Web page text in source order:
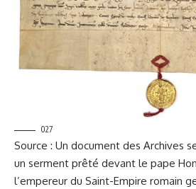
027
Source : Un document des Archives
un serment prêté devant le pape
l’empereur du Saint-Empire romain